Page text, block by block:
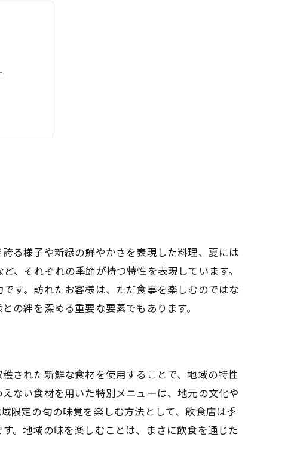
ュー
ュー
る様子や新緑の鮮やかさを表現した料理、夏には
、それぞれの季節が持つ特性を表現しています。
す。訪れたお客様は、ただ食事を楽しむのではな
の絆を深める重要な要素でもあります。
された新鮮な食材を使用することで、地域の特性
ない食材を用いた特別メニューは、地元の文化や
限定の旬の味覚を楽しむ方法として、飲食店は季
。地域の味を楽しむことは、まさに飲食を通じた